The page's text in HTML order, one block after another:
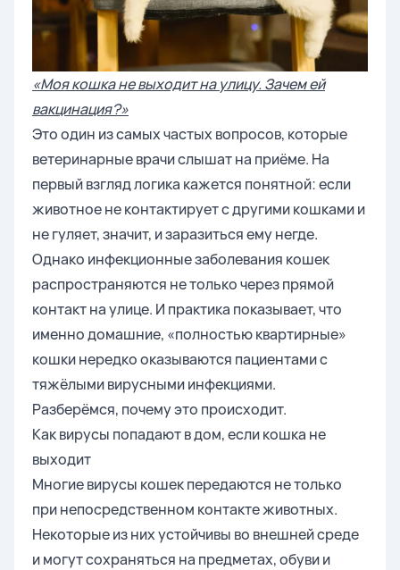
«Моя кошка не выходит на улицу. Зачем ей
вакцинация?»
Это один из самых частых вопросов, которые
ветеринарные врачи слышат на приёме. На
первый взгляд логика кажется понятной: если
животное не контактирует с другими кошками и
не гуляет, значит, и заразиться ему негде.
Однако инфекционные заболевания кошек
распространяются не только через прямой
контакт на улице. И практика показывает, что
именно домашние, «полностью квартирные»
кошки нередко оказываются пациентами с
тяжёлыми вирусными инфекциями.
Разберёмся, почему это происходит.
Как вирусы попадают в дом, если кошка не
выходит
Многие вирусы кошек передаются не только
при непосредственном контакте животных.
Некоторые из них устойчивы во внешней среде
и могут сохраняться на предметах, обуви и